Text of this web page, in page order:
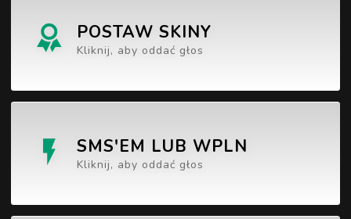
POSTAW SKINY
Kliknij, aby oddać głos
SMS'EM LUB WPLN
Kliknij, aby oddać głos